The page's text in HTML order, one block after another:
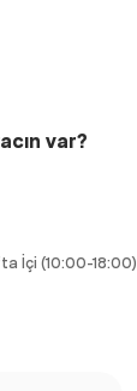
var?
İçi (10:00-18:00)